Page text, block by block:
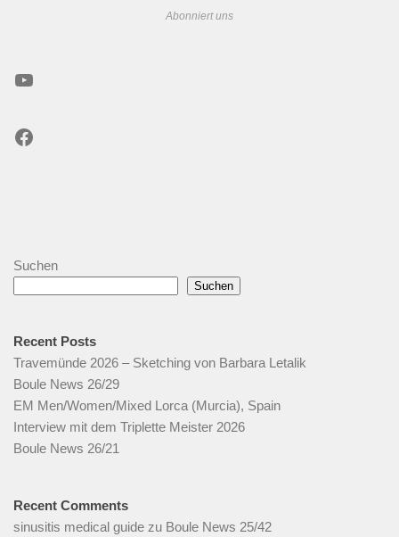
Abonniert uns
YouTube
Facebook
Suchen
Suchen
Recent Posts
Travemünde 2026 – Sketching von Barbara Letalik
Boule News 26/29
EM Men/Women/Mixed Lorca (Murcia), Spain
Interview mit dem Triplette Meister 2026
Boule News 26/21
Recent Comments
sinusitis medical guide zu Boule News 25/42